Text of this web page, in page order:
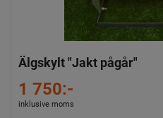
Älgskylt "Jakt pågår"
1 750:-
inklusive moms